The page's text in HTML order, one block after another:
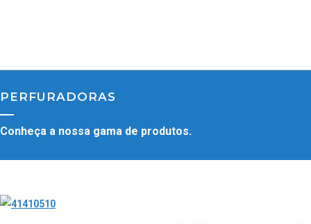
PERFURADORAS
Conheça a nossa gama de produtos.